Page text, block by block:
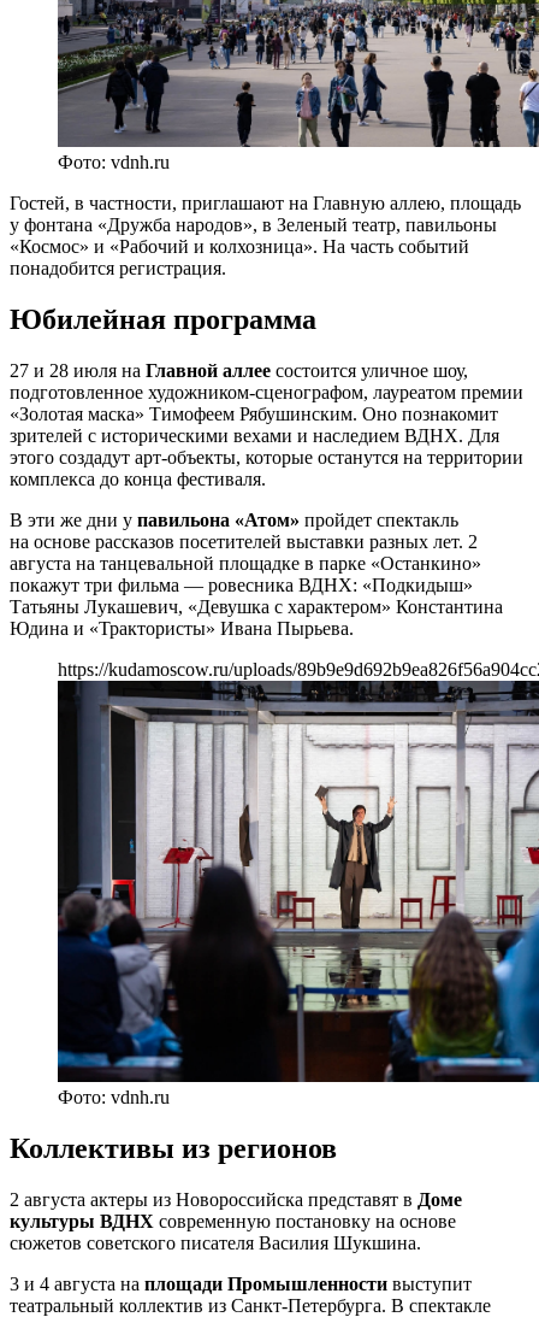
Фото: vdnh.ru
Гостей, в частности, приглашают на Главную аллею, площадь
у фонтана «Дружба народов», в Зеленый театр, павильоны
«Космос» и «Рабочий и колхозница». На часть событий
понадобится регистрация.
Юбилейная программа
27 и 28 июля на Главной аллее состоится уличное шоу,
подготовленное художником-сценографом, лауреатом премии
«Золотая маска» Тимофеем Рябушинским. Оно познакомит
зрителей с историческими вехами и наследием ВДНХ. Для
этого создадут арт-объекты, которые останутся на территории
комплекса до конца фестиваля.
В эти же дни у павильона «Атом» пройдет спектакль
на основе рассказов посетителей выставки разных лет. 2
августа на танцевальной площадке в парке «Останкино»
покажут три фильма — ровесника ВДНХ: «Подкидыш»
Татьяны Лукашевич, «Девушка с характером» Константина
Юдина и «Трактористы» Ивана Пырьева.
https://kudamoscow.ru/uploads/
Фото: vdnh.ru
Коллективы из регионов
2 августа актеры из Новороссийска представят в Доме
культуры ВДНХ современную постановку на основе
сюжетов советского писателя Василия Шукшина.
3 и 4 августа на площади Промышленности выступит
театральный коллектив из Санкт-Петербурга. В спектакле